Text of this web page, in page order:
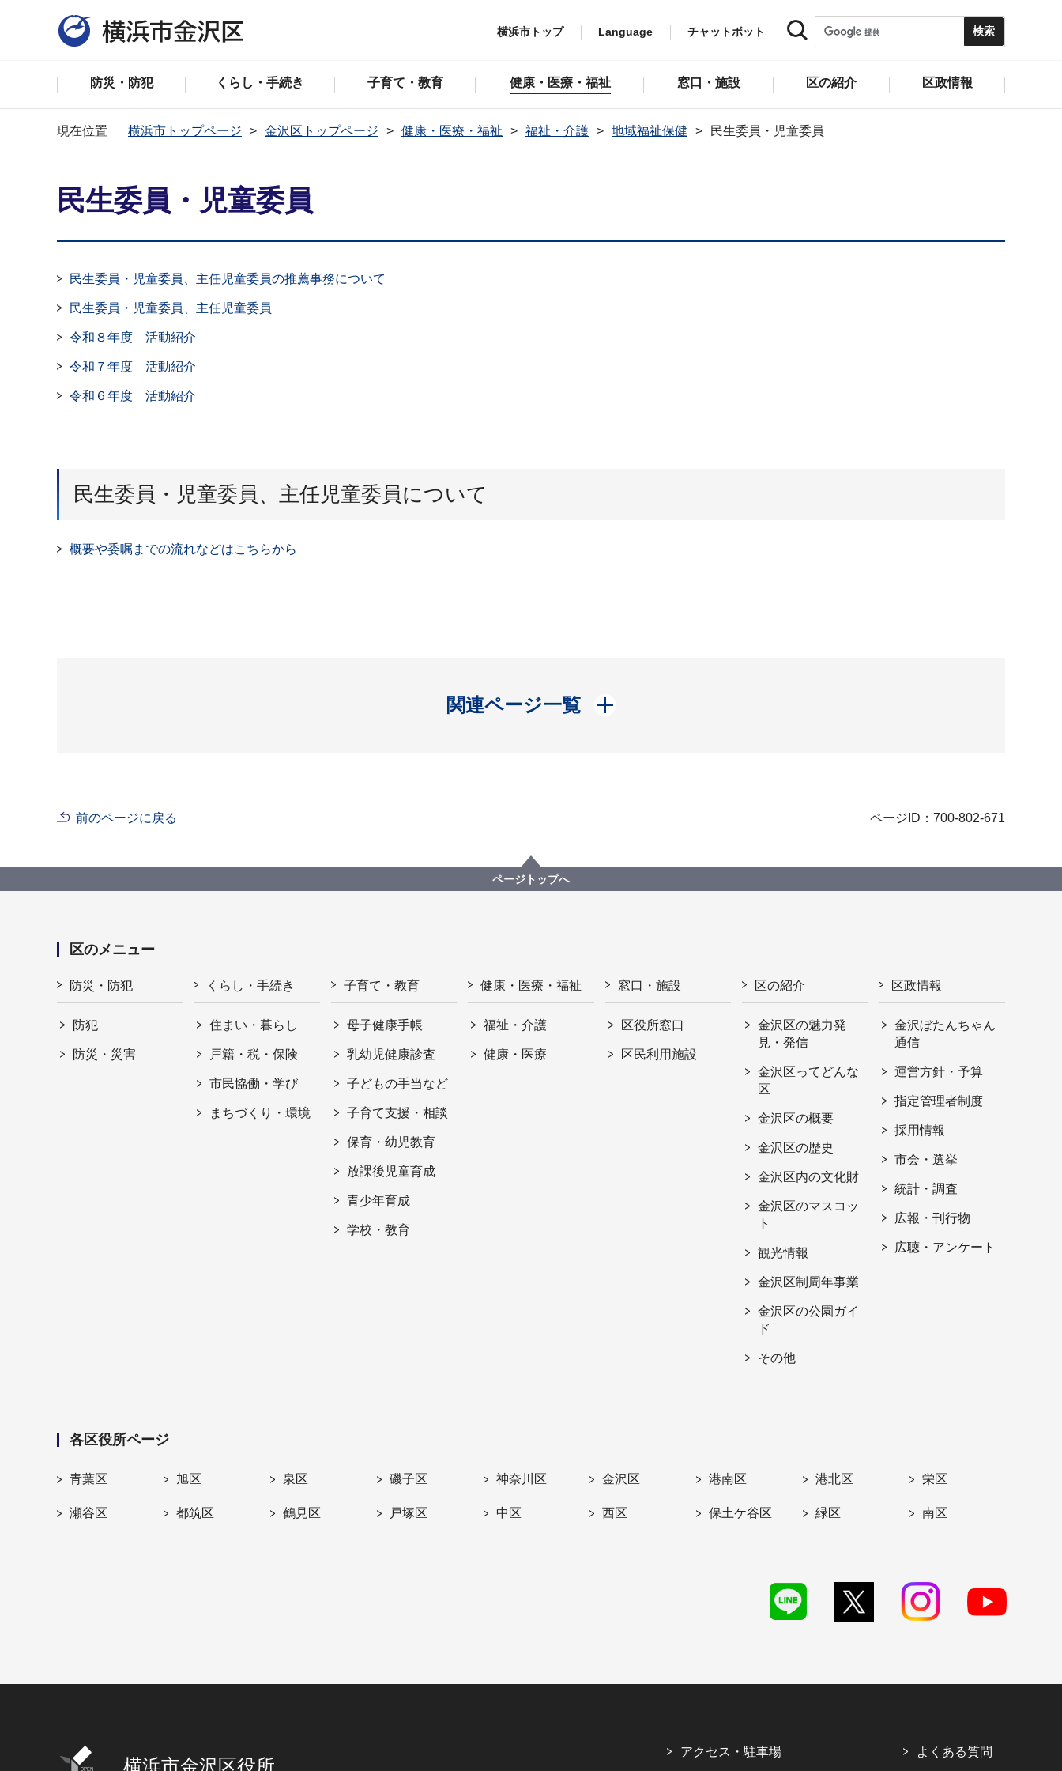
横浜市トップ Language チャットボット
防災・防犯 くらし・手続き 子育て・教育 健康・医療・福祉 窓口・施設 区の紹介 区政情報
現在位置 横浜市トップページ 金沢区トップページ 健康・医療・福祉 福祉・介護 地域福祉保健 民生委員・児童委員
民生委員・児童委員
民生委員・児童委員、主任児童委員の推薦事務について
民生委員・児童委員、主任児童委員
令和８年度 活動紹介
令和７年度 活動紹介
令和６年度 活動紹介
民生委員・児童委員、主任児童委員について
概要や委嘱までの流れなどはこちらから
関連ページ一覧
開く
前のページに戻る ページID：700-802-671
ページトップへ
区のメニュー
防災・防犯
防犯
防災・災害
くらし・手続き
住まい・暮らし
戸籍・税・保険
市民協働・学び
まちづくり・環境
子育て・教育
母子健康手帳
乳幼児健康診査
子どもの手当など
子育て支援・相談
保育・幼児教育
放課後児童育成
青少年育成
学校・教育
健康・医療・福祉
福祉・介護
健康・医療
窓口・施設
区役所窓口
区民利用施設
区の紹介
金沢区の魅力発
見・発信
金沢区ってどんな
区
金沢区の概要
金沢区の歴史
金沢区内の文化財
金沢区のマスコッ
ト
観光情報
金沢区制周年事業
金沢区の公園ガイ
ド
その他
区政情報
金沢ぼたんちゃん
通信
運営方針・予算
指定管理者制度
採用情報
市会・選挙
統計・調査
広報・刊行物
広聴・アンケート
各区役所ページ
青葉区 旭区 泉区 磯子区 神奈川区 金沢区 港南区 港北区 栄区
瀬谷区 都筑区 鶴見区 戸塚区 中区 西区 保土ケ谷区 緑区 南区
横浜市金沢区役所
アクセス・駐車場 よくある質問